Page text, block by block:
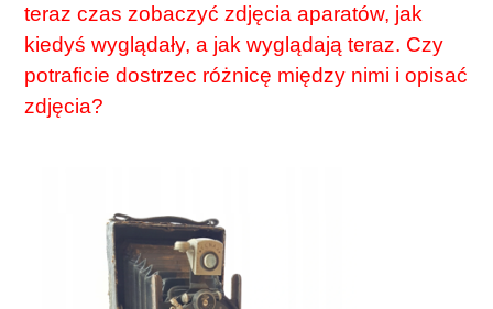
teraz czas zobaczyć zdjęcia aparatów, jak
kiedyś wyglądały, a jak wyglądają teraz. Czy
potraficie dostrzec różnicę między nimi i opisać
zdjęcia?